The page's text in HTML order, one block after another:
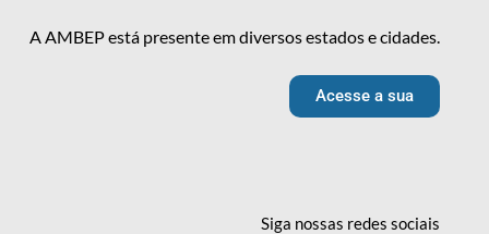
A AMBEP está presente em diversos estados e cidades.
Acesse a sua
Siga nossas redessociais